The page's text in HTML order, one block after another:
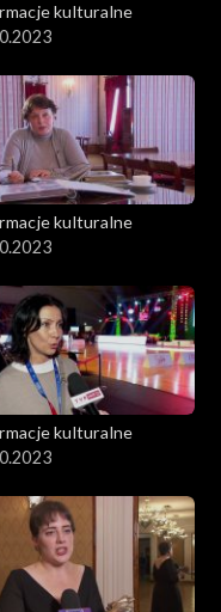
kulturalne
kulturalne
kulturalne